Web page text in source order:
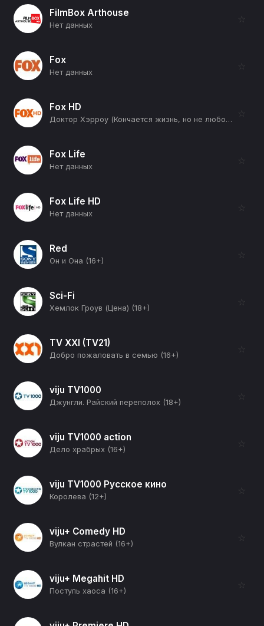
FilmBox Arthouse
Нет данных
☆
Fox
Нет данных
☆
Fox HD
Доктор Хэрроу (Кончается жизнь, но не любовь) (12+)
☆
Fox Life
Нет данных
☆
Fox Life HD
Нет данных
☆
Red
Он и Она (16+)
☆
Sci-Fi
Хемлок Гроув (Цена) (18+)
☆
TV XXI (TV21)
Добро пожаловать в семью (16+)
☆
viju TV1000
Джунгли. Райский переполох (18+)
☆
viju TV1000 action
Дело храбрых (16+)
☆
viju TV1000 Русское кино
Королева (12+)
☆
viju+ Comedy HD
Вулкан страстей (16+)
☆
viju+ Megahit HD
Поступь хаоса (16+)
☆